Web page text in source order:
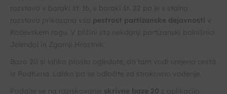
razstavo v baraki št. 16, v baraki št. 22 pa je s stalno
razstavo prikazana vsa pestrost partizanske dejavnosti v
Kočevskem rogu. V bližini sta nekdanji partizanski bolnišnici
Jelendol in Zgornji Hrastnik.
Bazo 20 si lahko prosto ogledate, do tam vodi urejena cesta
iz Podturna. Lahko pa se odločite za strokovno vodenje.
Podajte se na raziskovanje skrivne baze 20 z aplikacijo